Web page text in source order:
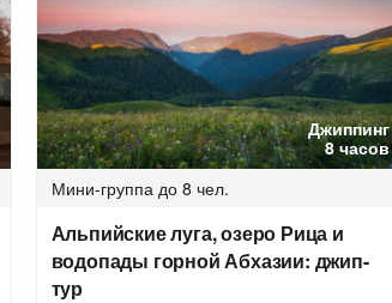
Джиппинг
8 часов
Мини-группа до 8 чел.
Альпийские луга, озеро Рица и
водопады горной Абхазии: джип-
тур